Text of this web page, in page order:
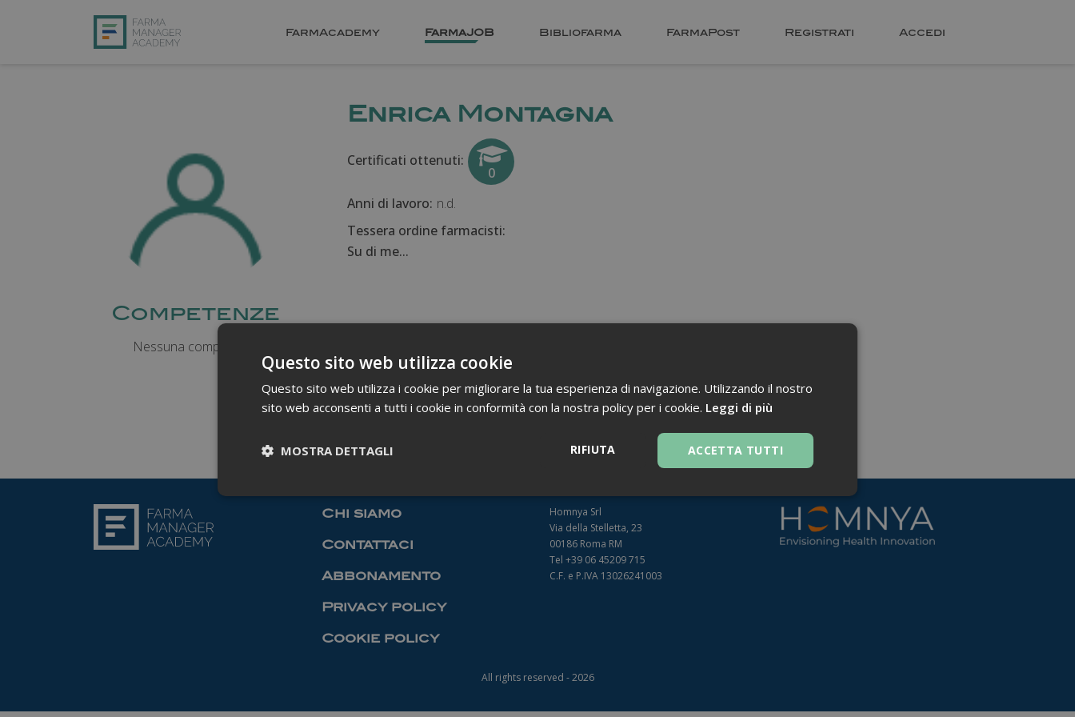
FarmAcademy FarmaJOB Bibliofarma FarmaPost Registrati Accedi
Competenze
Nessuna competenza
Enrica Montagna
Certificati ottenuti:
0
Anni di lavoro: n.d.
Tessera ordine farmacisti:
Su di me...
Chi siamo
Contattaci
Abbonamento
Privacy policy
Cookie policy
Homnya Srl
Via della Stelletta, 23
00186 Roma RM
Tel +39 06 45209 715
C.F. e P.IVA 13026241003
All rights reserved - 2026
Questo sito web utilizza cookie
Questo sito web utilizza i cookie per migliorare la tua esperienza di navigazione. Utilizzando il nostro
sito web acconsenti a tutti i cookie in conformità con la nostra policy per i cookie. Leggi di più
ACCETTA TUTTI
RIFIUTA
MOSTRA DETTAGLI
Necessari
I cookie necessari contribuiscono a rendere fruibile il sito web abilitandone funzionalità di base quali la navigazione sulle
Scadenza
Descrizione
.farmamanager.academy
mese
Analytics, che è un aggiornamento significativo del